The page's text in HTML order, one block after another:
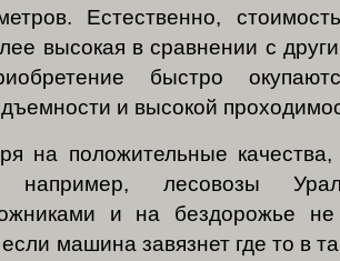
Естественно,
высокая в сравнении с
быстро
и высокой
на положительные
например, лесовозы
и на бездорожье не
машина завязнет где то в